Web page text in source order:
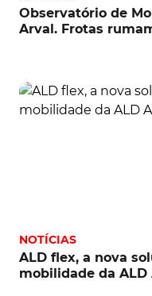
Observatório de
Arval. Frotas
NOTÍCIAS
ALD flex, a nova
mobilidade da